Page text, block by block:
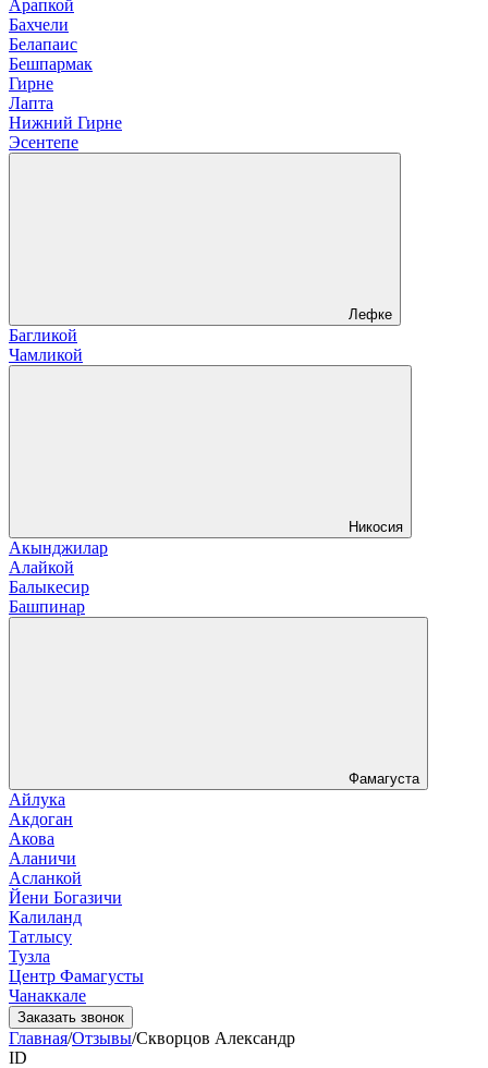
Арапкой
Бахчели
Белапаис
Бешпармак
Гирне
Лапта
Нижний Гирне
Эсентепе
Лефке
Багликой
Чамликой
Никосия
Акынджилар
Алайкой
Балыкесир
Башпинар
Фамагуста
Айлука
Акдоган
Акова
Аланичи
Асланкой
Йени Богазичи
Калиланд
Татлысу
Тузла
Центр Фамагусты
Чанаккале
Заказать звонок
Главная/Отзывы/Скворцов Александр
ID